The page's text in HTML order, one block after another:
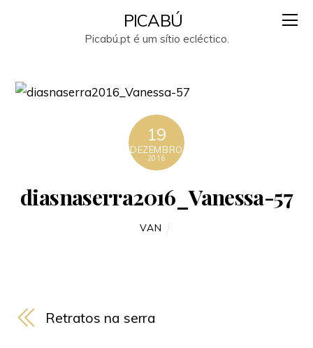
PICABÚ
Picabú.pt é um sítio ecléctico.
19
DEZEMBRO
2016
diasnaserra2016_Vanessa-57
VAN
Retratos na serra